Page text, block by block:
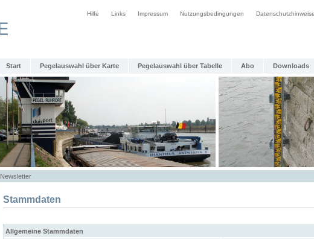
Hilfe Links Impressum Nutzungsbedingungen Datenschutzhinweise
Start Pegelauswahl über Karte Pegelauswahl über Tabelle Abo Downloads
Newsletter
Stammdaten
Allgemeine Stammdaten